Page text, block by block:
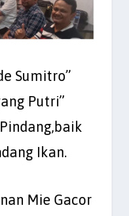
Sumitro”
Putri”
Ikan.
Mie Gacor